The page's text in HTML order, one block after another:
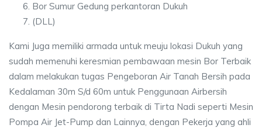
Bor Sumur Gedung perkantoran Dukuh
(DLL)
Kami Juga memiliki armada untuk meuju lokasi Dukuh yang
sudah memenuhi keresmian pembawaan mesin Bor Terbaik
dalam melakukan tugas Pengeboran Air Tanah Bersih pada
Kedalaman 30m S/d 60m untuk Penggunaan Airbersih
dengan Mesin pendorong terbaik di Tirta Nadi seperti Mesin
Pompa Air Jet-Pump dan Lainnya, dengan Pekerja yang ahli